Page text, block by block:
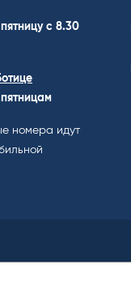
с 8.30
номера идут